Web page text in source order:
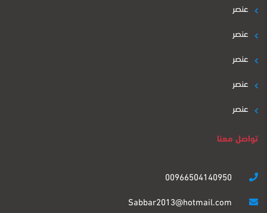
عنصر
عنصر
عنصر
عنصر
عنصر
تواصل معنا